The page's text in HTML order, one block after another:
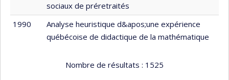
sociaux de préretraités
1990
Analyse heuristique d&apos;une expérience
québécoise de didactique de la mathématique
Nombre de résultats : 1525